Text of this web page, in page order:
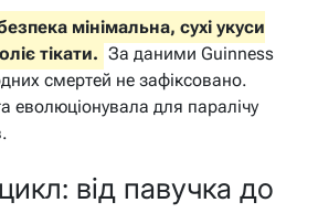
мінімальна, сухі укуси
тікати. За даними Guinness
смертей не зафіксовано.
еволюціонувала для паралічу
від павучка до